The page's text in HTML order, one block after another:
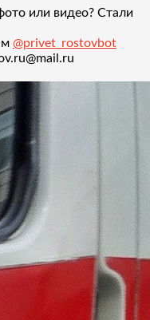
или видео? Стали
@privet_rostovbot